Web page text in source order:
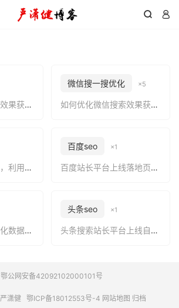
 
如何优化微信搜索效果获得微信搜索流量（微信搜一搜优化快速入门）
微信搜一搜优化 ×5
如何优化微信搜索效果获得微信搜索流量（微信搜一搜优化快速入门）
另类小说分销玩法，利用公众号截流，日入1000+很简单
百度seo ×1
百度站长平台上线落地页视频转存功能，确保专业问答视频资源的质量和稳定性
神马搜索小说结构化数据格式规范
头条seo ×1
头条搜索站长平台上线自动收录功能，有利于新页面更快被头条搜索发现并收录
鄂公网安备42092102000101号
严潇健 鄂ICP备18012553号-4 网站地图 归档